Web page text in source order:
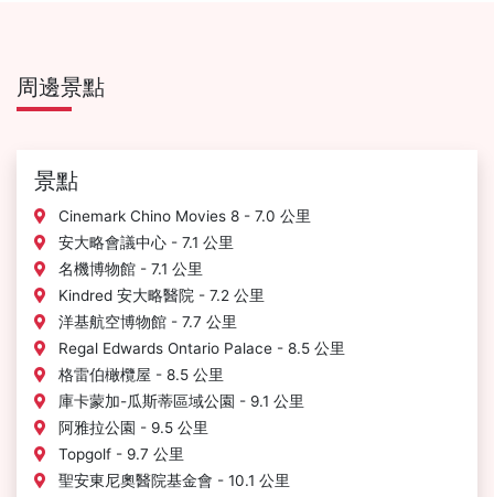
周邊景點
景點
Cinemark Chino Movies 8 - 7.0 公里
安大略會議中心 - 7.1 公里
名機博物館 - 7.1 公里
Kindred 安大略醫院 - 7.2 公里
洋基航空博物館 - 7.7 公里
Regal Edwards Ontario Palace - 8.5 公里
格雷伯橄欖屋 - 8.5 公里
庫卡蒙加-瓜斯蒂區域公園 - 9.1 公里
阿雅拉公園 - 9.5 公里
Topgolf - 9.7 公里
聖安東尼奧醫院基金會 - 10.1 公里